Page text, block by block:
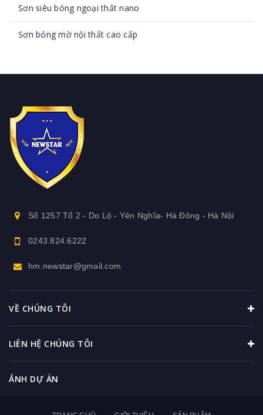
Sơn siêu bóng ngoại thất nano
Sơn bóng mờ nội thất cao cấp
Số 1257 Tổ 2 - Do Lộ - Yên Nghĩa- Hà Đông - Hà Nội
0243.824.6222
hm.newstar@gmail.com
VỀ CHÚNG TÔI
LIÊN HỆ CHÚNG TÔI
ẢNH DỰ ÁN